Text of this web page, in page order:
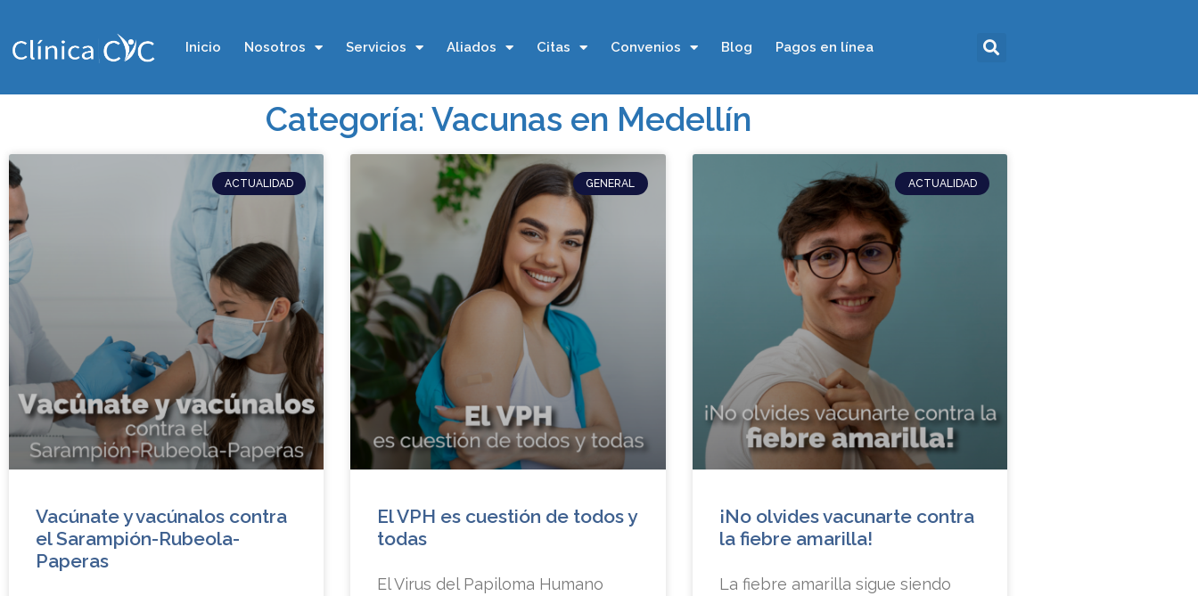
Inicio Nosotros Servicios Aliados Citas Convenios Blog Pagos en línea
Categoría: Vacunas en Medellín
ACTUALIDAD
Vacúnate y vacúnalos contra
el Sarampión-Rubeola-
Paperas
GENERAL
El VPH es cuestión de todos y
todas
El Virus del Papiloma Humano
ACTUALIDAD
¡No olvides vacunarte contra
la fiebre amarilla!
La fiebre amarilla sigue siendo